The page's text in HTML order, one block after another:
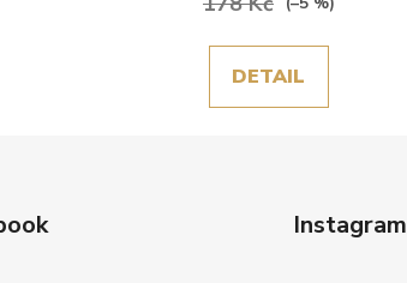
DETAIL
Instagram